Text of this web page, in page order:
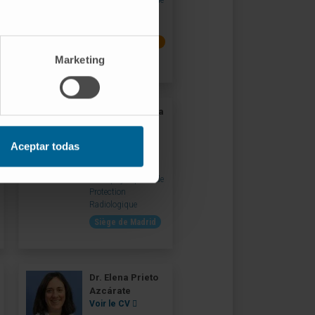
Marketing
Aceptar todas
Dr. Jesús García
Ovejero
Service de
Radiophysique et de
Protection
Radiologique
Siège de Madrid
Dr. Elena Prieto
Azcárate
Voir le CV